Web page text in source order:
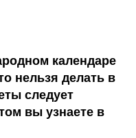
календаре
нельзя делать в
следует
вы узнаете в